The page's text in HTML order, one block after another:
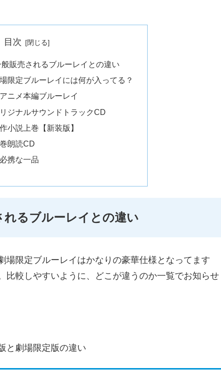
目次
販売されるブルーレイとの違い
限定ブルーレイには何が入ってる？
ニメ本編ブルーレイ
ジナルサウンドトラックCD
小説上巻【新装版】
朗読CD
携な一品
れるブルーレイとの違い
場限定ブルーレイはかなりの豪華仕様となってます
比較しやすいように、どこが違うのか一覧でお知らせ
劇場限定版の違い